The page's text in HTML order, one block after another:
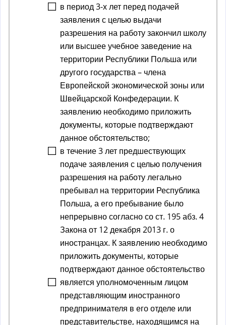
в период 3-х лет перед подачей
заявления с целью выдачи
разрешения на работу закончил школу
или высшее учебное заведение на
территории Республики Польша или
другого государства – члена
Европейской экономической зоны или
Швейцарской Конфедерации. К
заявлению необходимо приложить
документы, которые подтверждают
данное обстоятельство;
в течение 3 лет предшествующих
подаче заявления с целью получения
разрешения на работу легально
пребывал на территории Республика
Польша, а его пребывание было
непрерывно согласно со ст. 195 абз. 4
Закона от 12 декабря 2013 г. о
иностранцах. К заявлению необходимо
приложить документы, которые
подтверждают данное обстоятельство
является уполномоченным лицом
представляющим иностранного
предпринимателя в его отделе или
представительстве, находящимся на